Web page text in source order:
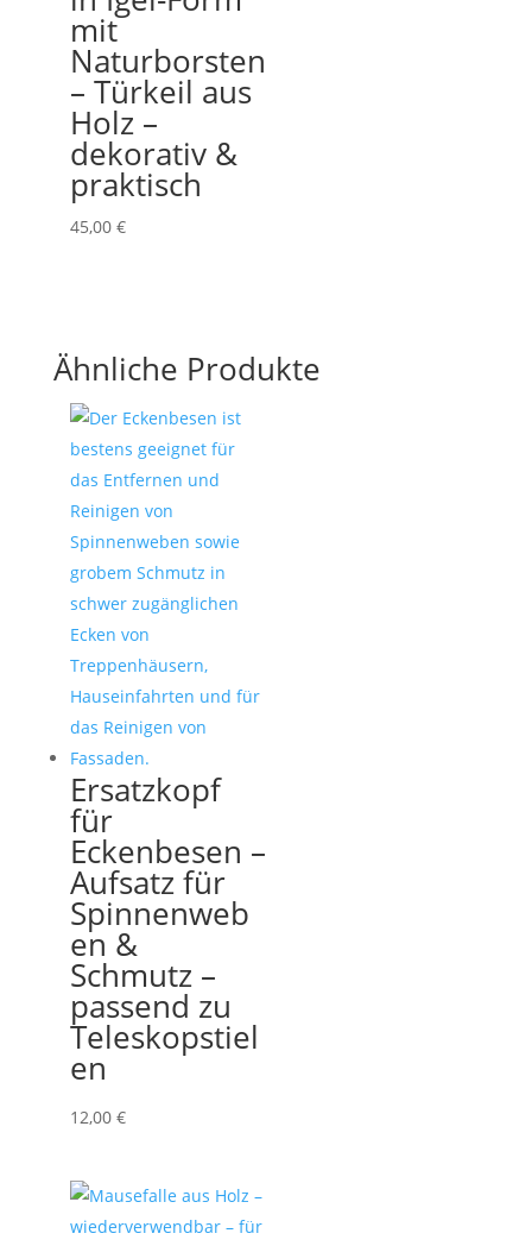
mit
Naturborsten
– Türkeil aus
Holz –
dekorativ &
praktisch
45,00 €
Ähnliche Produkte
Ersatzkopf
für
Eckenbesen –
Aufsatz für
Spinnenweb
en &
Schmutz –
passend zu
Teleskopstiel
en
12,00 €